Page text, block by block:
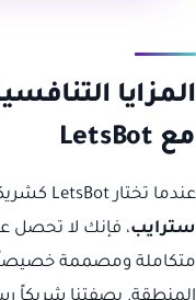
المزايا
مع LetsBot
عندما تختار LetsBot كشريكك الاستراتيجي في رحلة دمج
سترايب، فإنك لا تحصل
متكاملة ومصممة خصيصاً